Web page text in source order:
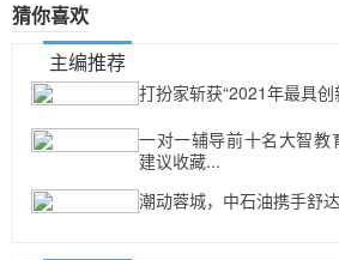
猜你喜欢
主编推荐
打扮家斩获“2021年最具
一对一辅导前十名大智教
建议收藏...
潮动蓉城，中石油携手舒